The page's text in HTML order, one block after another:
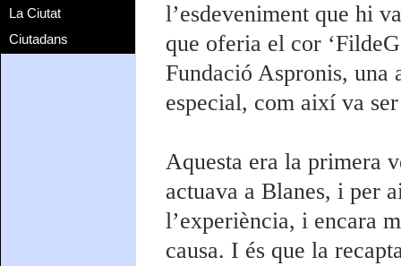
La Ciutat
Ciutadans
l’esdeveniment que hi
que oferia el cor
Fundació Aspronis, una
especial, com així va
Aquesta era la primera
actuava a Blanes, i per
l’experiència, i encara
causa. I és que la